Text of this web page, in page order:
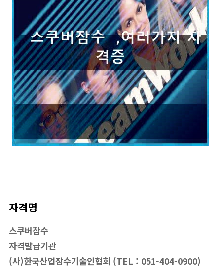
자격명
스쿠버잠수
자격발급기관
(사)한국산업잠수기술인협회 (TEL : 051-404-0900)